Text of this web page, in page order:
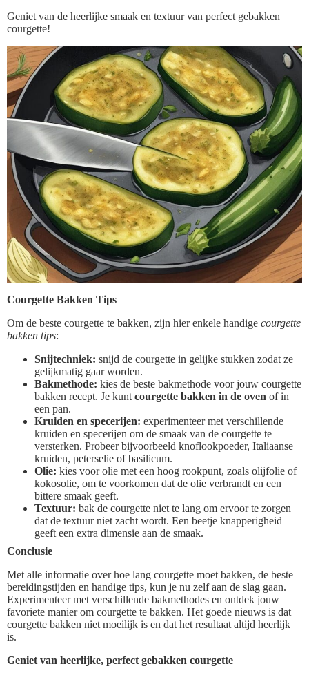
Geniet van de heerlijke smaak en textuur van perfect gebakken
courgette!
Courgette Bakken Tips
Om de beste courgette te bakken, zijn hier enkele handige courgette
bakken tips:
Snijtechniek: snijd de courgette in gelijke stukken zodat ze
gelijkmatig gaar worden.
Bakmethode: kies de beste bakmethode voor jouw courgette
bakken recept. Je kunt courgette bakken in de oven of in
een pan.
Kruiden en specerijen: experimenteer met verschillende
kruiden en specerijen om de smaak van de courgette te
versterken. Probeer bijvoorbeeld knoflookpoeder, Italiaanse
kruiden, peterselie of basilicum.
Olie: kies voor olie met een hoog rookpunt, zoals olijfolie of
kokosolie, om te voorkomen dat de olie verbrandt en een
bittere smaak geeft.
Textuur: bak de courgette niet te lang om ervoor te zorgen
dat de textuur niet zacht wordt. Een beetje knapperigheid
geeft een extra dimensie aan de smaak.
Conclusie
Met alle informatie over hoe lang courgette moet bakken, de beste
bereidingstijden en handige tips, kun je nu zelf aan de slag gaan.
Experimenteer met verschillende bakmethodes en ontdek jouw
favoriete manier om courgette te bakken. Het goede nieuws is dat
courgette bakken niet moeilijk is en dat het resultaat altijd heerlijk
is.
Geniet van heerlijke, perfect gebakken courgette